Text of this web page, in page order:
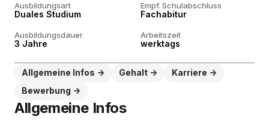
Ausbildungsart
Duales Studium
Empf. Schulabschluss
Fachabitur
Ausbildungsdauer
3 Jahre
Arbeitszeit
werktags
Allgemeine Infos Gehalt
Karriere
Bewerbung
Allgemeine Infos